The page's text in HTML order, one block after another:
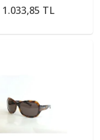
1.033,85 TL